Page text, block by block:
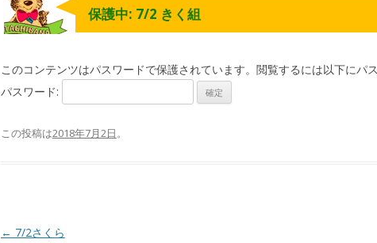
保護中: 7/2 きく組
このコンテンツはパスワードで保護されています。閲覧するには以下にパ
パスワード:
この投稿は2018年7月2日。
← 7/2さくら